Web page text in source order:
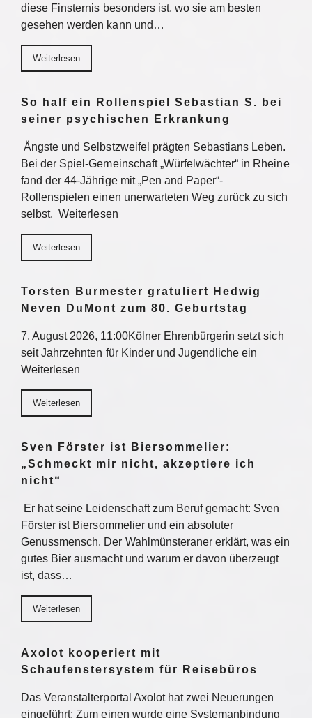
diese Finsternis besonders ist, wo sie am besten
gesehen werden kann und…
Weiterlesen
So half ein Rollenspiel Sebastian S. bei
seiner psychischen Erkrankung
Ängste und Selbstzweifel prägten Sebastians Leben.
Bei der Spiel-Gemeinschaft „Würfelwächter“ in Rheine
fand der 44-Jährige mit „Pen and Paper“-
Rollenspielen einen unerwarteten Weg zurück zu sich
selbst. Weiterlesen
Weiterlesen
Torsten Burmester gratuliert Hedwig
Neven DuMont zum 80. Geburtstag
7. August 2026, 11:00Kölner Ehrenbürgerin setzt sich
seit Jahrzehnten für Kinder und Jugendliche ein
Weiterlesen
Weiterlesen
Sven Förster ist Biersommelier:
„Schmeckt mir nicht, akzeptiere ich
nicht“
Er hat seine Leidenschaft zum Beruf gemacht: Sven
Förster ist Biersommelier und ein absoluter
Genussmensch. Der Wahlmünsteraner erklärt, was ein
gutes Bier ausmacht und warum er davon überzeugt
ist, dass…
Weiterlesen
Axolot kooperiert mit
Schaufenstersystem für Reisebüros
Das Veranstalterportal Axolot hat zwei Neuerungen
eingeführt: Zum einen wurde eine Systemanbindung